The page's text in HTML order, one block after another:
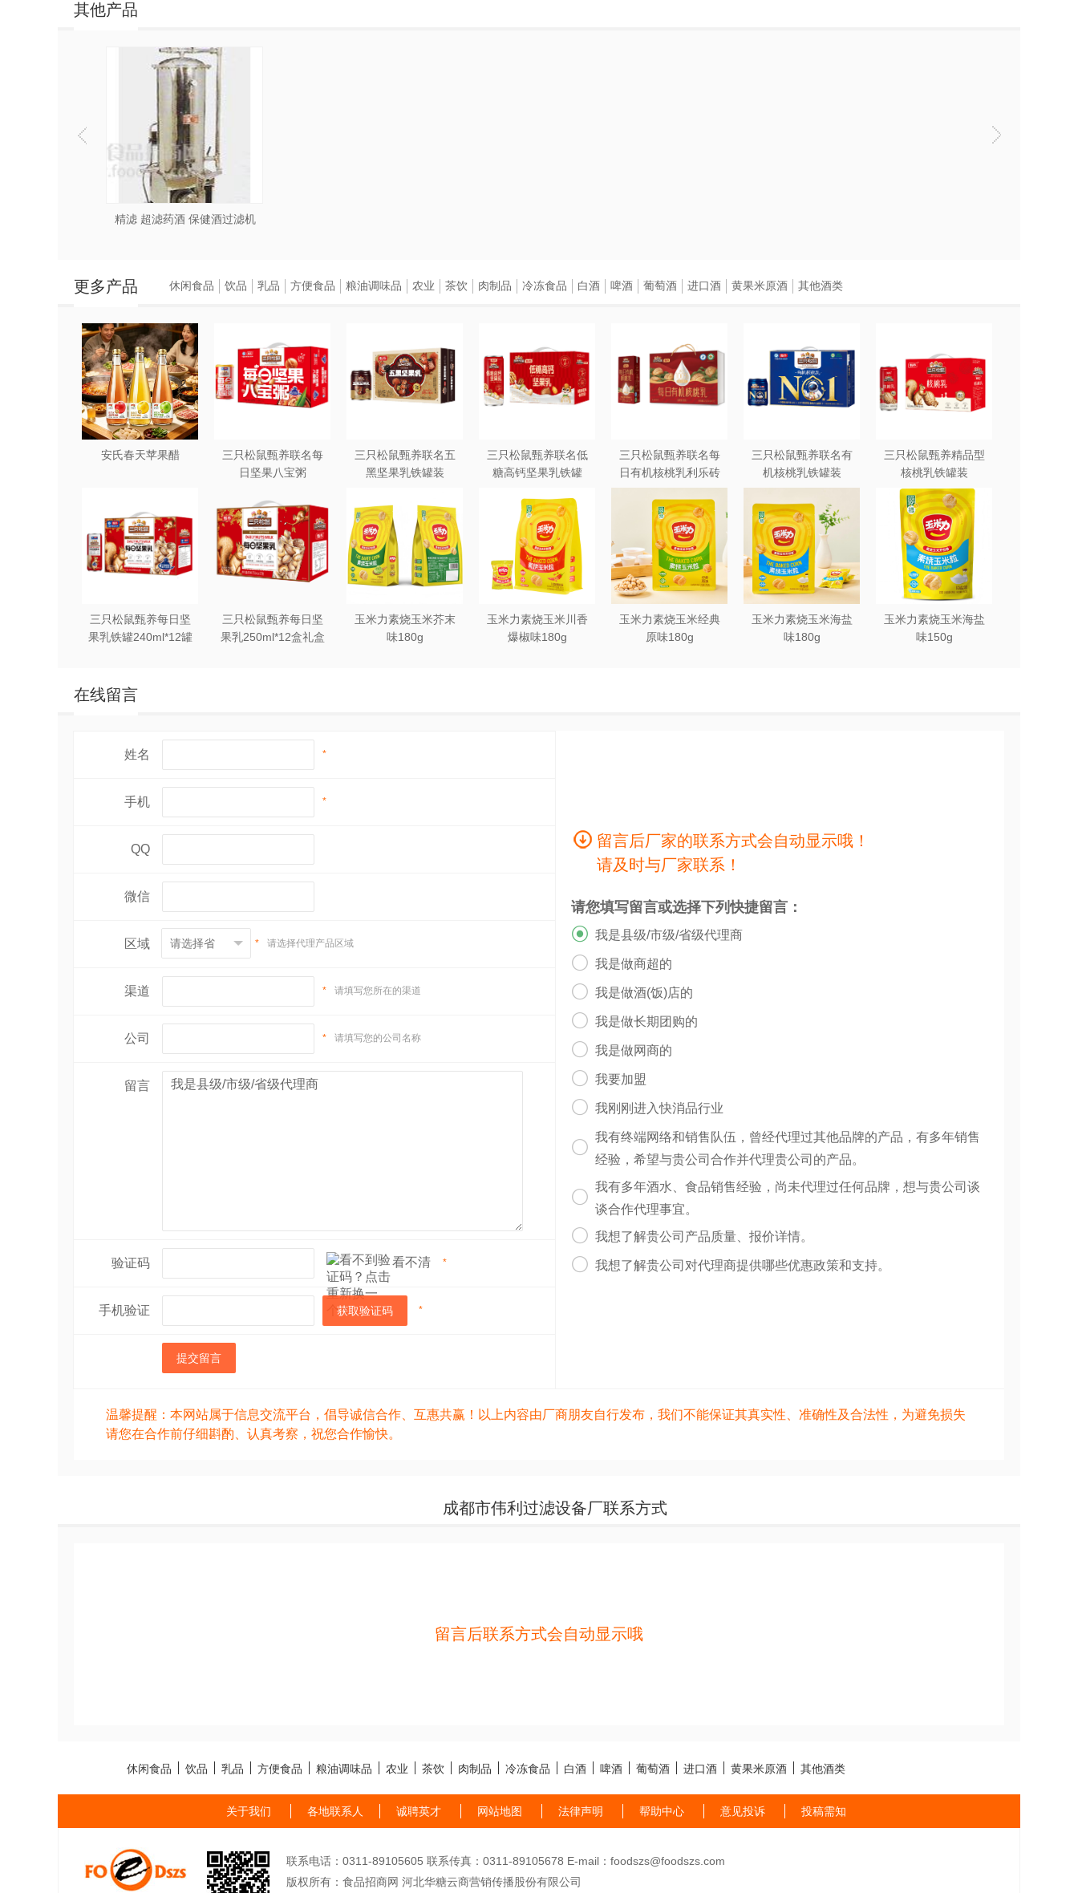
其他产品
精滤 超滤药酒 保健酒过滤机
更多产品
安氏春天苹果醋
三只松鼠甄养联名每
日坚果八宝粥
三只松鼠甄养联名五
黑坚果乳铁罐装
三只松鼠甄养联名低
糖高钙坚果乳铁罐
三只松鼠甄养联名每
日有机核桃乳利乐砖
250ml*12盒木盒装
三只松鼠甄养联名有
机核桃乳铁罐装
240ml*12罐礼盒
三只松鼠甄养精品型
核桃乳铁罐装
240ml*12罐
三只松鼠甄养每日坚
果乳铁罐240ml*12罐
三只松鼠甄养每日坚
果乳250ml*12盒礼盒
玉米力素烧玉米芥末
味180g
玉米力素烧玉米川香
爆椒味180g
玉米力素烧玉米经典
原味180g
玉米力素烧玉米海盐
味180g
玉米力素烧玉米海盐
味150g
休闲食品 饮品 乳品 方便食品 粮油调味品 农业 茶饮 肉制品 冷冻食品 白酒 啤酒 葡萄酒 进口酒 黄果米原酒 其他酒类
在线留言
姓名 *
手机 *
QQ
微信
区域 * 请选择代理产品区域
渠道 * 请填写您所在的渠道
公司 * 请填写您的公司名称
留言
验证码 看不清 *
手机验证 获取验证码 *
提交留言
留言后厂家的联系方式会自动显示哦！
请及时与厂家联系！
请您填写留言或选择下列快捷留言：
 我是县级/市级/省级代理商
 我是做商超的
 我是做酒(饭)店的
 我是做长期团购的
 我是做网商的
 我要加盟
 我刚刚进入快消品行业

我有终端网络和销售队伍，曾经代理过其他品牌的产品，有多年销售
经验，希望与贵公司合作并代理贵公司的产品。

我有多年酒水、食品销售经验，尚未代理过任何品牌，想与贵公司谈
谈合作代理事宜。
 我想了解贵公司产品质量、报价详情。
 我想了解贵公司对代理商提供哪些优惠政策和支持。
温馨提醒：本网站属于信息交流平台，倡导诚信合作、互惠共赢！以上内容由厂商朋友自行发布，我们不能保证其真实性、准确性及合法性，为避免损失
请您在合作前仔细斟酌、认真考察，祝您合作愉快。
成都市伟利过滤设备厂联系方式
留言后联系方式会自动显示哦
休闲食品 饮品 乳品 方便食品 粮油调味品 农业 茶饮 肉制品 冷冻食品 白酒 啤酒 葡萄酒 进口酒 黄果米原酒 其他酒类
关于我们 各地联系人 诚聘英才 网站地图 法律声明 帮助中心 意见投诉 投稿需知
联系电话：0311-89105605 联系传真：0311-89105678 E-mail：foodszs@foodszs.com
版权所有：食品招商网 河北华糖云商营销传播股份有限公司